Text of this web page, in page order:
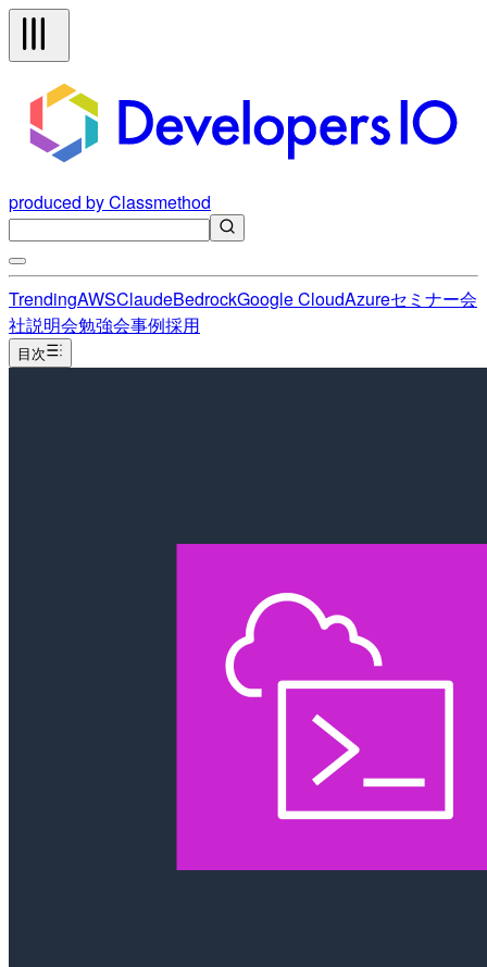
produced by Classmethod
TrendingAWSClaudeBedrockGoogle CloudAzureセミナー会
社説明会勉強会事例採用
目次